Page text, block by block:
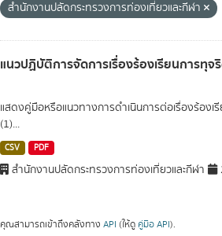
สำนักงานปลัดกระทรวงการท่องเที่ยวและกีฬา
แนวปฏิบัติการจัดการเรื่องร้องเรียนการทุ
แสดงคู่มือหรือแนวทางการดำเนินการต่อเรื่องร้อง
(1)...
CSV PDF
สำนักงานปลัดกระทรวงการท่องเที่ยวและกีฬา
คุณสามารถเข้าถึงคลังทาง API (ให้ดู คู่มือ API).